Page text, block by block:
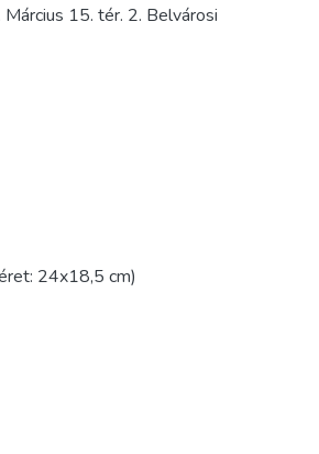
15. tér. 2. Belvárosi
24x18,5 cm)